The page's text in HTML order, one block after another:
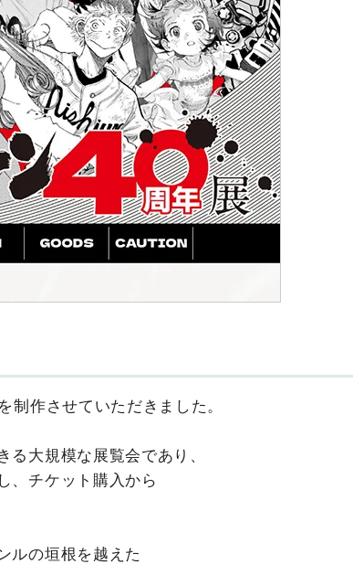
制作させていただきました。
大規模な展覧会であり、
、チケット購入から
ルの垣根を越えた